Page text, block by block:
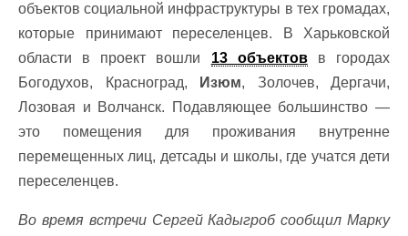
объектов социальной инфраструктуры в тех громадах,
которые принимают переселенцев. В Харьковской
области в проект вошли 13 объектовв городах
Богодухов, Красноград,
Изюм, Золочев, Дергачи,
Лозовая и Волчанск. Подавляющее большинство —
это помещения для проживания внутренне
перемещенных лиц, детсады и школы, где учатся дети
переселенцев.
Во время встречи Сергей Кадыгроб сообщил Марку